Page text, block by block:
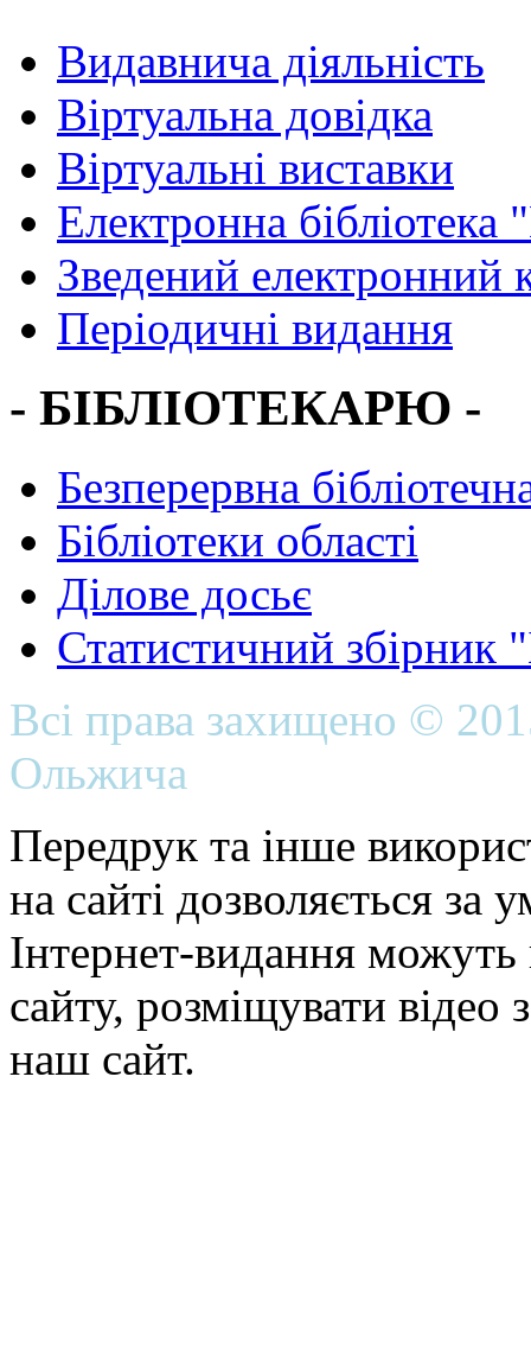
Видавнича діяльність
Віртуальна довідка
Віртуальні виставки
Електронна
Зведений електронний
Періодичні видання
- БІБЛІОТЕКАРЮ -
Безперервна
Бібліотеки області
Ділове досьє
Статистичний
Всі права захищено ©
Ольжича
Передрук та інше
на сайті дозволяється
Інтернет-видання можуть
сайту, розміщувати відео
наш сайт.